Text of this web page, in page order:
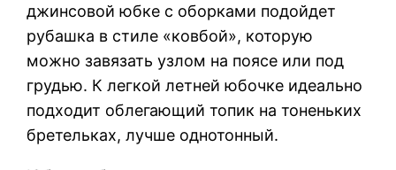
джинсовой юбке с оборками подойдет
рубашка в стиле «ковбой», которую
можно завязать узлом на поясе или под
грудью. К легкой летней юбочке идеально
подходит облегающий топик на тоненьких
бретельках, лучше однотонный.